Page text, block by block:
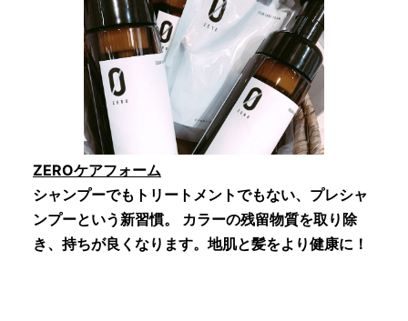
ZEROケアフォーム
シャンプーでもトリートメントでもない、プレシャ
ンプーという新習慣。 カラーの残留物質を取り除
き、持ちが良くなります。地肌と髪をより健康に！